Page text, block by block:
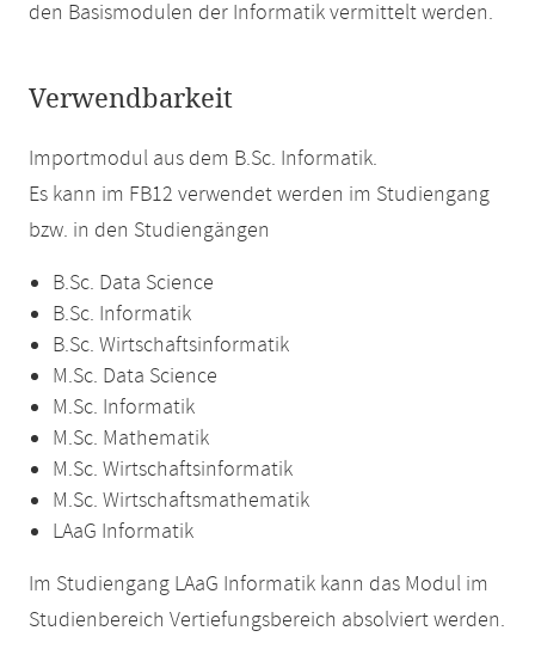
den Basismodulen der Informatik vermittelt werden.
Verwendbarkeit
Importmodul aus dem B.Sc. Informatik.
Es kann im FB12 verwendet werden im Studiengang
bzw. in den Studiengängen
B.Sc. Data Science
B.Sc. Informatik
B.Sc. Wirtschaftsinformatik
M.Sc. Data Science
M.Sc. Informatik
M.Sc. Mathematik
M.Sc. Wirtschaftsinformatik
M.Sc. Wirtschaftsmathematik
LAaG Informatik
Im Studiengang LAaG Informatik kann das Modul im
Studienbereich Vertiefungsbereich absolviert werden.